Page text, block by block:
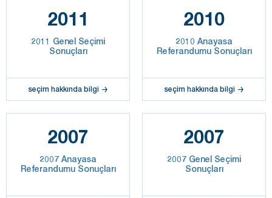
2011
2011 Genel Seçimi
Sonuçları
seçim hakkında bilgi
2010
2010 Anayasa
Referandumu Sonuçları
seçim hakkında bilgi
2007
2007 Anayasa
Referandumu Sonuçları
2007
2007 Genel Seçimi
Sonuçları